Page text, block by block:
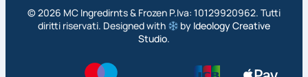
©2026 MC Ingredirnts & Frozen P.Iva: 10129920962. Tutti
diritti riservati. Designed with
by Ideology Creative
Studio.